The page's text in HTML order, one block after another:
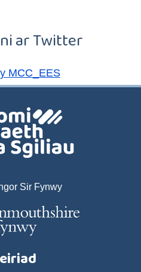
ar Twitter
MCC_EES
Sir Fynwy